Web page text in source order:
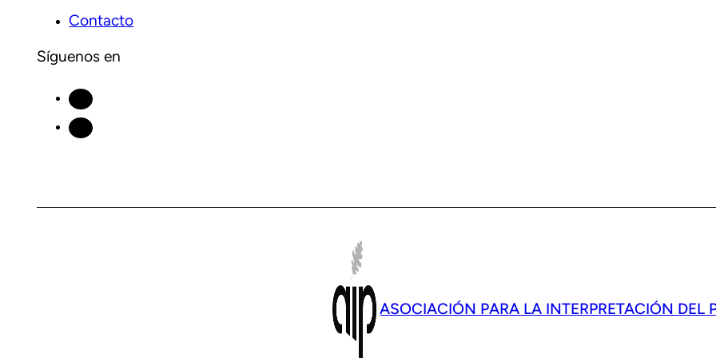
Contacto
Síguenos en
ASOCIACIÓN PARA LA INTERPRETACIÓN DEL